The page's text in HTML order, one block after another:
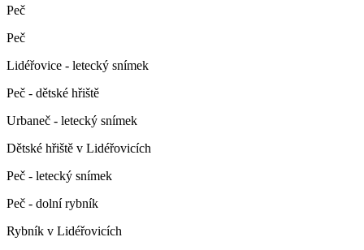
Peč
Peč
Lidéřovice - letecký snímek
Peč - dětské hřiště
Urbaneč - letecký snímek
Dětské hřiště v Lidéřovicích
Peč - letecký snímek
Peč - dolní rybník
Rybník v Lidéřovicích